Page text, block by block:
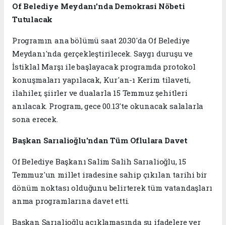
Of Belediye Meydanı'nda Demokrasi Nöbeti
Tutulacak
Programın ana bölümü saat 20.30'da Of Belediye
Meydanı'nda gerçekleştirilecek. Saygı duruşu ve
İstiklal Marşı ile başlayacak programda protokol
konuşmaları yapılacak, Kur'an-ı Kerim tilaveti,
ilahiler, şiirler ve dualarla 15 Temmuz şehitleri
anılacak. Program, gece 00.13'te okunacak salalarla
sona erecek.
Başkan Sarıalioğlu'ndan Tüm Oflulara Davet
Of Belediye Başkanı Salim Salih Sarıalioğlu, 15
Temmuz'un millet iradesine sahip çıkılan tarihi bir
dönüm noktası olduğunu belirterek tüm vatandaşları
anma programlarına davet etti.
Başkan Sarıalioğlu açıklamasında şu ifadelere yer